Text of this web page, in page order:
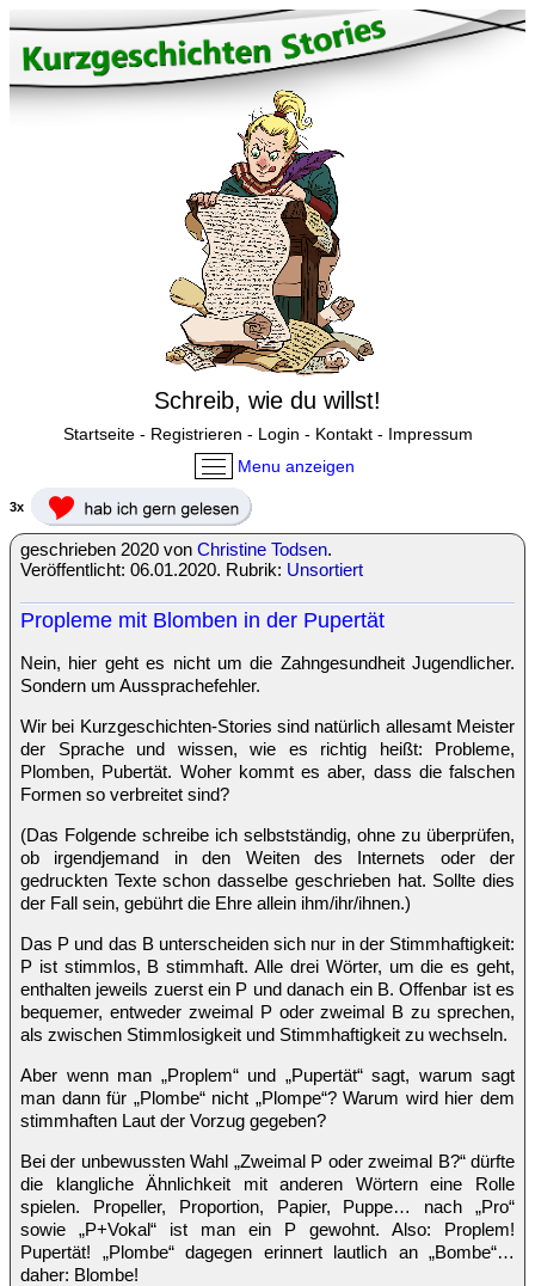
Schreib, wie du willst!
Startseite- Registrieren - Login - Kontakt- Impressum
Menu anzeigen
3x
geschrieben 2020 von Christine Todsen.
Veröffentlicht: 06.01.2020. Rubrik: Unsortiert
Propleme mit Blomben in der Pupertät
Nein, hier geht es nicht um die Zahngesundheit Jugendlicher.
Sondern um Aussprachefehler.
Wir bei Kurzgeschichten-Stories sind natürlich allesamt Meister
der Sprache und wissen, wie es richtig heißt: Probleme,
Plomben, Pubertät. Woher kommt es aber, dass die falschen
Formen so verbreitet sind?
(Das Folgende schreibe ich selbstständig, ohne zu überprüfen,
ob irgendjemand in den Weiten des Internets oder der
gedruckten Texte schon dasselbe geschrieben hat. Sollte dies
der Fall sein, gebührt die Ehre allein ihm/ihr/ihnen.)
Das P und das B unterscheiden sich nur in der Stimmhaftigkeit:
P ist stimmlos, B stimmhaft. Alle drei Wörter, um die es geht,
enthalten jeweils zuerst ein P und danach ein B. Offenbar ist es
bequemer, entweder zweimal P oder zweimal B zu sprechen,
als zwischen Stimmlosigkeit und Stimmhaftigkeit zu wechseln.
Aber wenn man „Proplem“ und „Pupertät“ sagt, warum sagt
man dann für „Plombe“ nicht „Plompe“? Warum wird hier dem
stimmhaften Laut der Vorzug gegeben?
Bei der unbewussten Wahl „Zweimal P oder zweimal B?“ dürfte
die klangliche Ähnlichkeit mit anderen Wörtern eine Rolle
spielen. Propeller, Proportion, Papier, Puppe… nach „Pro“
sowie „P+Vokal“ ist man ein P gewohnt. Also: Proplem!
Pupertät! „Plombe“ dagegen erinnert lautlich an „Bombe“…
daher: Blombe!